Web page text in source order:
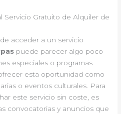
Servicio Gratuito de Alquiler de
de acceder a un servicio
puede parecer algo poco
especiales o programas
esta oportunidad como
o eventos culturales. Para
este servicio sin coste, es
convocatorias y anuncios que